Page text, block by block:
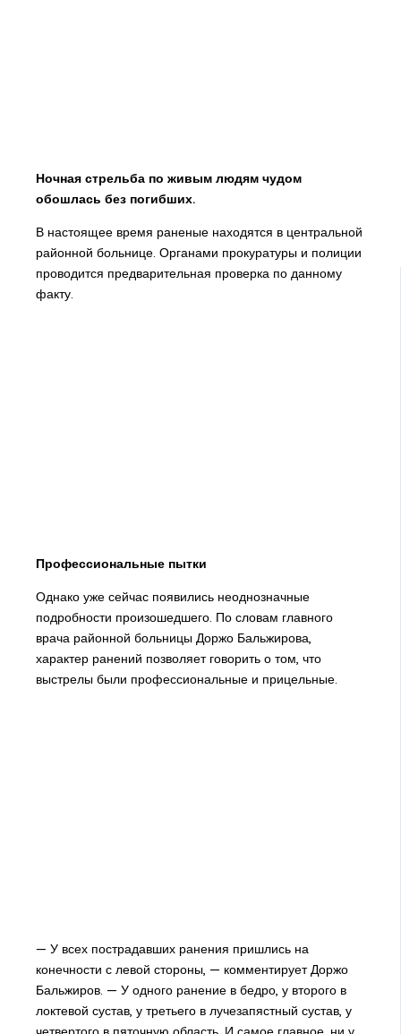
Ночная стрельба по живым людям чудом
обошлась без погибших.
В настоящее время раненые находятся в центральной
районной больнице. Органами прокуратуры и полиции
проводится предварительная проверка по данному
факту.
Профессиональные пытки
Однако уже сейчас появились неоднозначные
подробности произошедшего. По словам главного
врача районной больницы Доржо Бальжирова,
характер ранений позволяет говорить о том, что
выстрелы были профессиональные и прицельные.
— У всех пострадавших ранения пришлись на
конечности с левой стороны, — комментирует Доржо
Бальжиров. — У одного ранение в бедро, у второго в
локтевой сустав, у третьего в лучезапястный сустав, у